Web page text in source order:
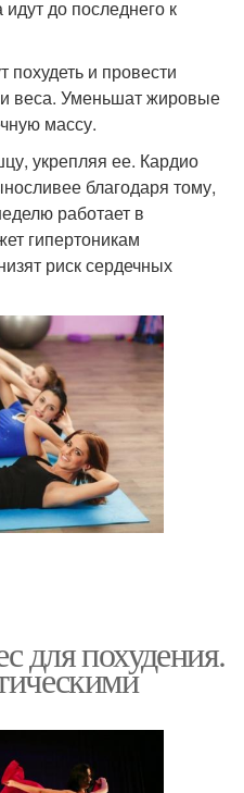
до последнего к
и провести
веса. Уменьшат жировые
массу.
укрепляя ее. Кардио
благодаря тому,
работает в
гипертоникам
риск сердечных
для похудения.